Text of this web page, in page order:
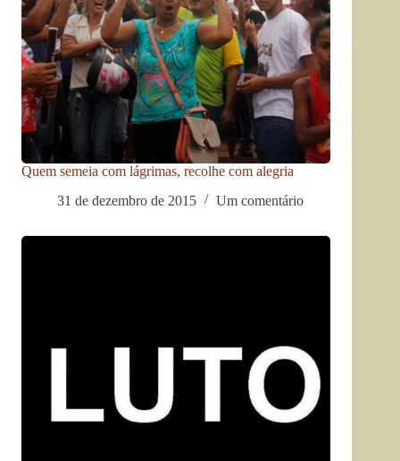
Quem semeia com lágrimas, recolhe com alegria
31 de dezembro de 2015
Um comentário